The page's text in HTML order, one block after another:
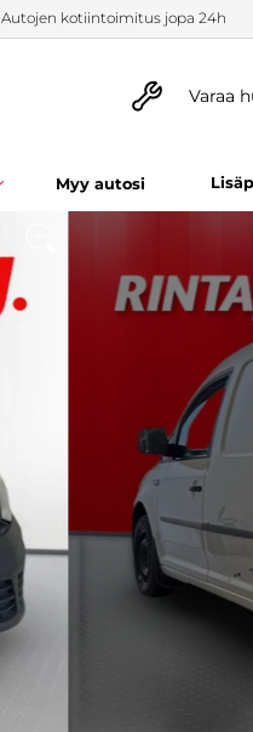
Autojen kotiintoimitus jopa 24h
Varaa
Myy autosi